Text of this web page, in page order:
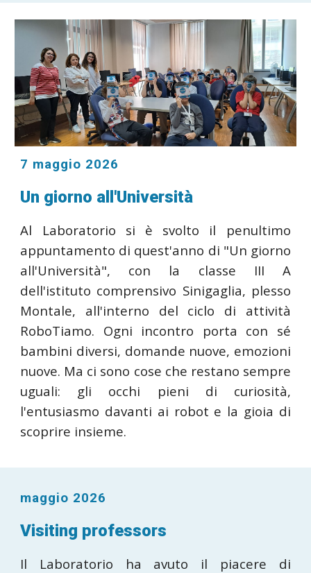
7 maggio 2026
Un giorno all'Università
Al Laboratorio si è svolto il penultimo
appuntamento di quest'anno di "Un giorno
all'Università", con la classe III A
dell'istituto comprensivo Sinigaglia, plesso
Montale, all'interno del ciclo di attività
RoboTiamo. Ogni incontro porta con sé
bambini diversi, domande nuove, emozioni
nuove. Ma ci sono cose che restano sempre
uguali: gli occhi pieni di curiosità,
l'entusiasmo davanti ai robot e la gioia di
scoprire insieme.
maggio 2026
Visiting professors
Il Laboratorio ha avuto il piacere di